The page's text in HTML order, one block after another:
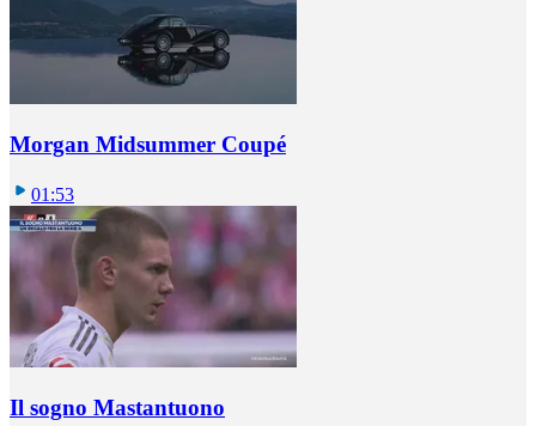
Morgan Midsummer Coupé
01:53
Il sogno Mastantuono